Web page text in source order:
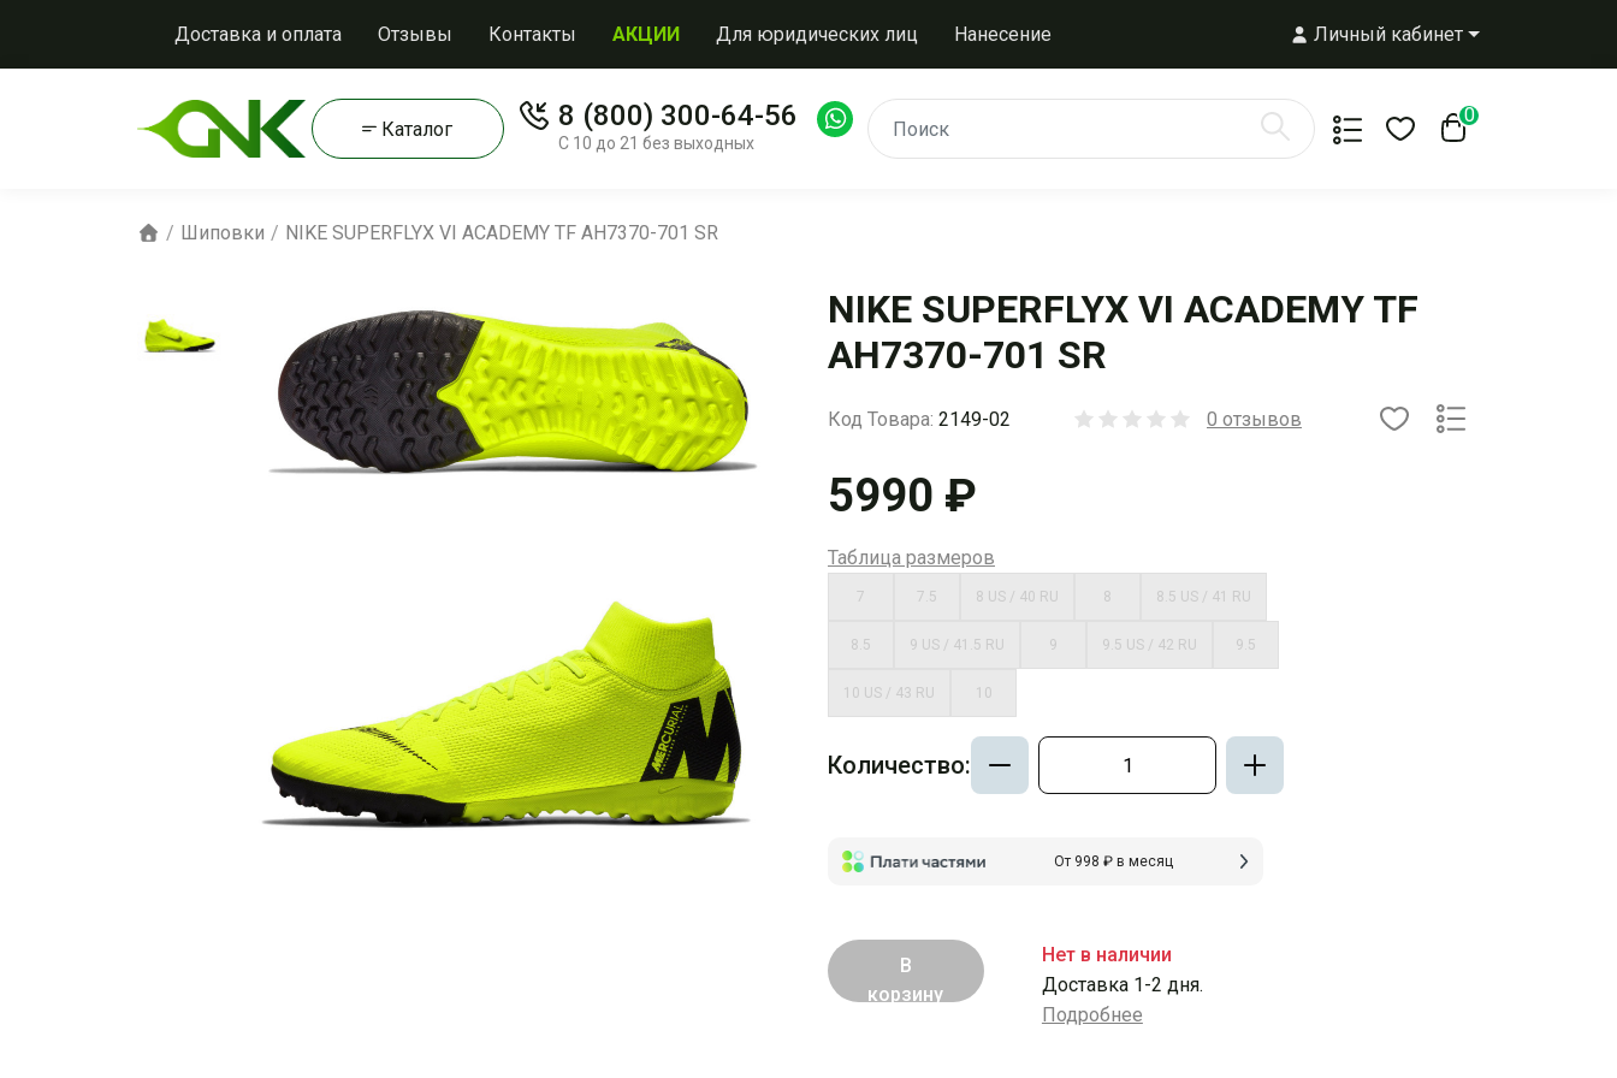
Доставка и оплата Отзывы Контакты АКЦИИ Для юридических лиц Нанесение Личный кабинет
Каталог 8 (800) 300-64-56
С 10 до 21 без выходных
0
Шиповки NIKE SUPERFLYX VI ACADEMY TF AH7370-701 SR
NIKE SUPERFLYX VI ACADEMY TF
AH7370-701 SR
Код Товара: 2149-02 0 отзывов
5990 ₽
Таблица размеров
7 7.5 8 US / 40 RU 8 8.5 US / 41 RU
8.5 9 US / 41.5 RU 9 9.5 US / 42 RU 9.5
10 US / 43 RU 10
Количество:
От 998 ₽ в месяц
В
корзину
Нет в наличии
Доставка 1-2 дня.
Подробнее